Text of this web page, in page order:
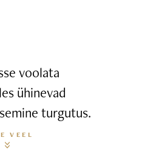
voolata
ühinevad
turgutus.
VEEL